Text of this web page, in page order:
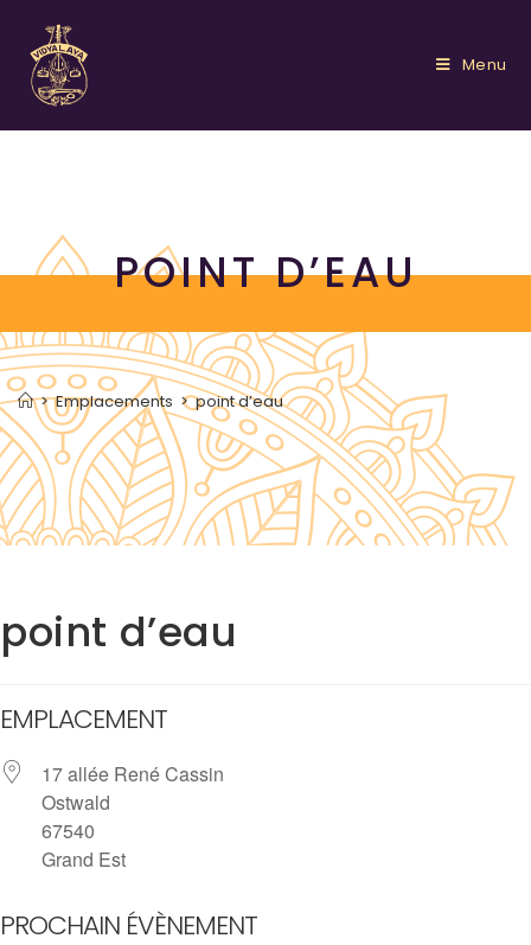
Menu
POINT D’EAU
> Emplacements > point d’eau
point d’eau
EMPLACEMENT
17 allée René Cassin
Ostwald
67540
Grand Est
PROCHAIN ÉVÈNEMENT